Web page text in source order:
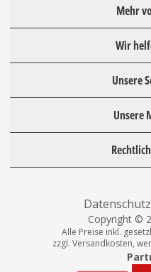
Mehr
Wir
Unsere
Unsere
Datenschutz
Copyright ©
Alle Preise inkl.
zzgl. Versandkosten,